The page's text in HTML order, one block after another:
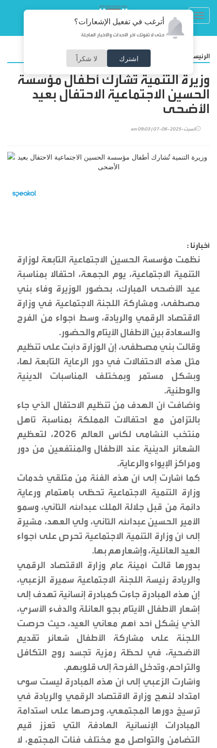
أترغب في تفعيل الإشعارات؟
حتى لا تفوتك آخر الأحداث والأخبار العاجلة
اشترك لا شكراً الرئيسية
وزيرة التنمية تُشارك أطفال مؤسسة
الحسين الاجتماعية الاحتفال بعيد
الأضحى
السبت-2025-06-07 | 09:03 am
أخبارنا :
نظمت مؤسسة الحسين الاجتماعية التابعة لوزارة
التنمية الاجتماعية، يوم الجمعة، احتفالا بمناسبة
عيد الأضحى المبارك، بحضور الوزيرة وفاء بني
مصطفى، ومشاركة اللجنة الاجتماعية في وزارة
الاقتصاد الرقمي والريادة، وسط أجواء من الفرح
والسعادة بين الأطفال الأيتام والحضور.
وقالت بني مصطفى، إن الوزارة دأبت على تنظيم
مثل هذه الاحتفالات في دور الرعاية التابعة لها،
وبشكل مستمر وبمختلف المناسبات الدينية
والوطنية.
وأضافت أن الهدف من تنظيم الاحتفال الذي جاء
بالتزامن مع احتفالات المملكة بمناسبة تأهل
منتخب النشامى لكأس العالم 2026، لتعظيم
الشعائر الدينية عند الأطفال والمنتفعين من دور
ومراكز الإيواء والرعاية.
كما أشارت إلى أن هذه الفئة من متلقي خدمات
وزارة التنمية الاجتماعية تحظى باهتمام ورعاية
دائمة من قبل جلالة الملك عبدالله الثاني، وسمو
الأمير الحسين عبدالله الثاني، ولي العهد، مشيرة
إلى أن وزارة التنمية الاجتماعية تحرص على أجواء
العيد العائلية، وإشعارهم بها.
بدورها قالت أمينة عام وزارة الاقتصاد الرقمي
والريادة رئيسة اللجنة الاجتماعية سميرة الزعبي،
إن هذه المبادرة جاءت كمبادرة إنسانية تهدف إلى
إشعار الأطفال الأيتام بجو العائلة والدفء الأسري،
الذي يُشكل أحد أهم معاني العيد، حيث حرصت
اللجنة على مشاركة الأطفال شعائر تقديم
الأضحية، في لحظة رمزية تُجسد روح التكافل
والتراحم، وتُدخل الفرحة إلى قلوبهم.
وأشارت الزعبي إلى أن هذه المبادرة ليست سوى
امتداد لنهج وزارة الاقتصاد الرقمي والريادة في
ترسيخ دورها المجتمعي، وحرصها على استدامة
المبادرات الإنسانية الهادفة التي تُعزز قيم
التضامن والتواصل مع مختلف فئات المجتمع، لا